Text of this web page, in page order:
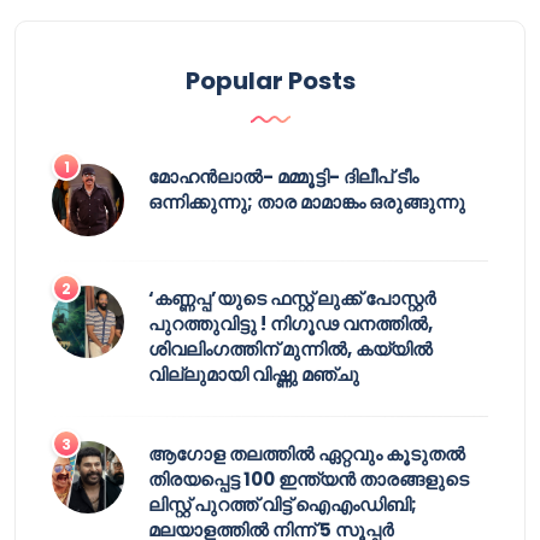
Popular Posts
മോഹൻലാൽ- മമ്മൂട്ടി- ദിലീപ് ടീം
ഒന്നിക്കുന്നു; താര മാമാങ്കം ഒരുങ്ങുന്നു
‘കണ്ണപ്പ’യുടെ ഫസ്റ്റ് ലുക്ക് പോസ്റ്റർ
പുറത്തുവിട്ടു ! നിഗൂഢ വനത്തിൽ,
ശിവലിംഗത്തിന് മുന്നിൽ, കയ്യിൽ
വില്ലുമായി വിഷ്ണു മഞ്ചു
ആഗോള തലത്തിൽ ഏറ്റവും കൂടുതൽ
തിരയപ്പെട്ട 100 ഇന്ത്യൻ താരങ്ങളുടെ
ലിസ്റ്റ് പുറത്ത് വിട്ട് ഐഎംഡിബി;
മലയാളത്തിൽ നിന്ന് 5 സൂപ്പർ